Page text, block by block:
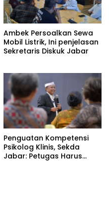
Ambek Persoalkan Sewa
Mobil Listrik, Ini penjelasan
Sekretaris Diskuk Jabar
Penguatan Kompetensi
Psikolog Klinis, Sekda
Jabar: Petugas Harus